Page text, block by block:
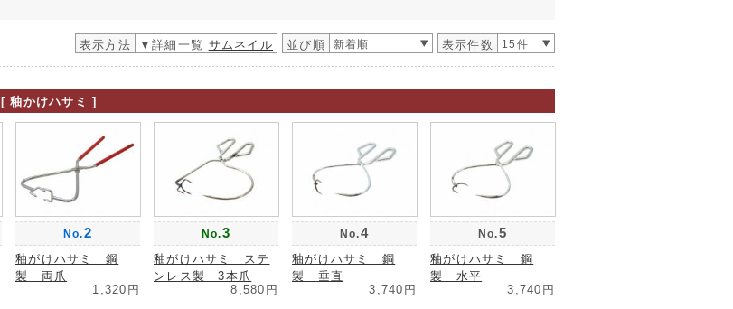
表示方法 ▼詳細一覧 サムネイル 並び順 新着順 表示件数 15件
[ 釉かけハサミ ]
No.2
釉がけハサミ 鋼
製 両爪
1,320円
No.3
釉がけハサミ ステ
ンレス製 3本爪
8,580円
No.4
釉がけハサミ 鋼
製 垂直
3,740円
No.5
釉がけハサミ 鋼
製 水平
3,740円